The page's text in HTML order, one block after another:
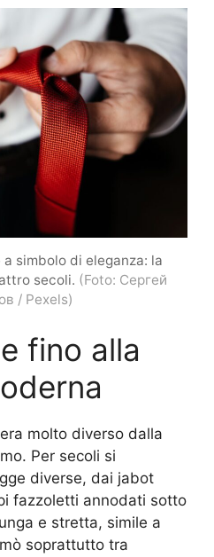
simbolo di eleganza: la
secoli. (Foto: Сергей
/ Pexels)
fino alla
molto diverso dalla
Per secoli si
diverse, dai jabot
fazzoletti annodati sotto
e stretta, simile a
soprattutto tra